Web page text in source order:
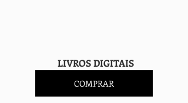
                    LIVROS DIGITAIS
COMPRAR